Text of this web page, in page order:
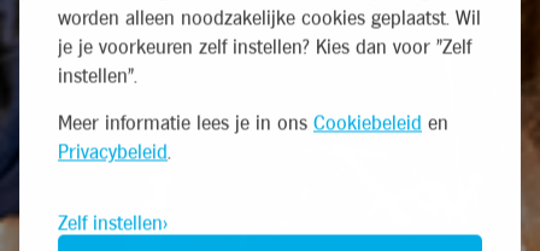
worden alleen noodzakelijke cookies geplaatst. Wil
je je voorkeuren zelf instellen? Kies dan voor "Zelf
instellen".
Meer informatie lees je in ons Cookiebeleid en
Privacybeleid.
Zelf instellen